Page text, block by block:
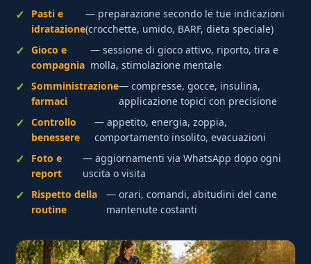
Pasti e
idratazione
— preparazione secondo le tue indicazioni
(crocchette, umido, BARF, dieta speciale)
Gioco e
compagnia
— sessione di gioco attivo, riporto, tira e
molla, stimolazione mentale
Somministrazione
farmaci
— compresse, gocce, insulina,
applicazione topici con precisione
Controllo
benessere
— appetito, energia, zoppia,
comportamento insolito, evacuazioni
Foto e
report
— aggiornamenti via WhatsApp dopo ogni
uscita o visita
Rispetto della
routine
— orari, comandi, abitudini del cane
mantenute costanti